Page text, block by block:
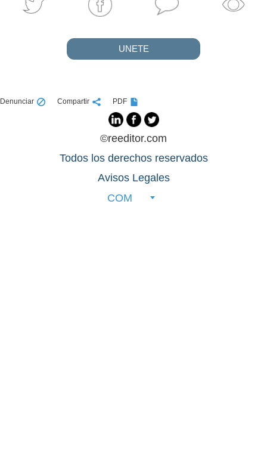
UNETE
Denunciar Compartir PDF
©reeditor.com
Todos los derechos reservados
Avisos Legales